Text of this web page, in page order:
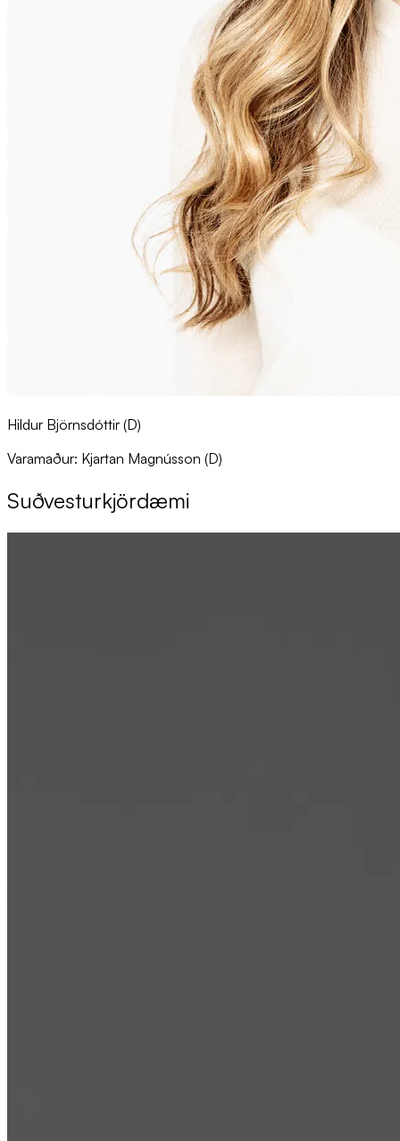
Hildur Björnsdóttir (D)
Varamaður: Kjartan Magnússon (D)
Suð­vest­ur­kjör­dæmi